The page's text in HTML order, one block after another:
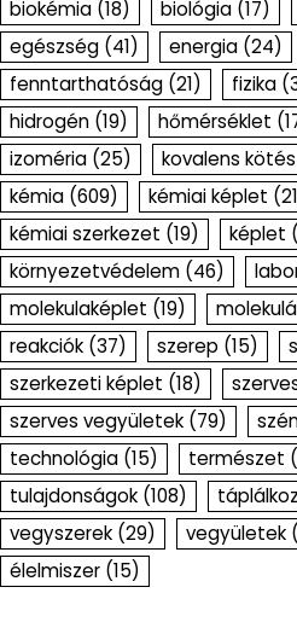
biokémia (18) biológia (17)
egészség (41) energia (24)
fenntarthatóság (21) fizika
hidrogén (19) hőmérséklet
izoméria (25) kovalens kötés
kémia (609) kémiai képlet
kémiai szerkezet (19) képlet
környezetvédelem (46)
molekulaképlet (19)
reakciók (37) szerep (15)
szerkezeti képlet (18)
szerves vegyületek (79)
technológia (15) természet
tulajdonságok (108)
vegyszerek (29) vegyületek
élelmiszer (15)